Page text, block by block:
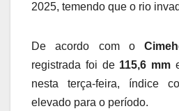
2025, temendo que o rio
De acordo com o
registrada foi de 115,6 mm
nesta terça-feira, índice
elevado para o período.